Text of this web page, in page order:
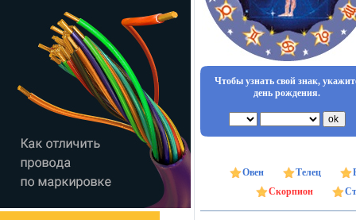
Чтобы узнать свой знак,
день рождения.
Овен Телец
Скорпион